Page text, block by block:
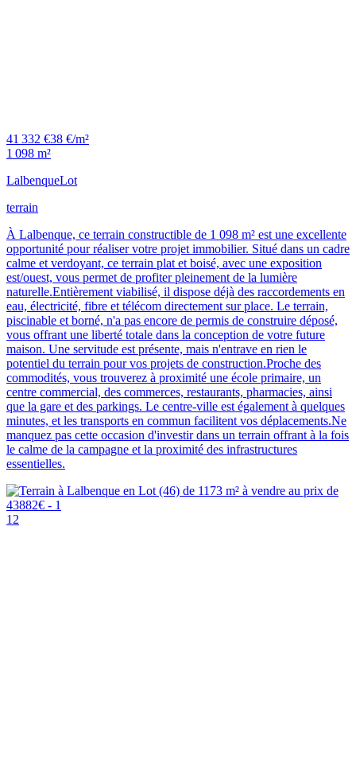
41 332 €38 €/m²
1 098 m²
LalbenqueLot
terrain
À Lalbenque, ce terrain constructible de 1 098 m² est une excellente
opportunité pour réaliser votre projet immobilier. Situé dans un cadre
calme et verdoyant, ce terrain plat et boisé, avec une exposition
est/ouest, vous permet de profiter pleinement de la lumière
naturelle.Entièrement viabilisé, il dispose déjà des raccordements en
eau, électricité, fibre et télécom directement sur place. Le terrain,
piscinable et borné, n'a pas encore de permis de construire déposé,
vous offrant une liberté totale dans la conception de votre future
maison. Une servitude est présente, mais n'entrave en rien le
potentiel du terrain pour vos projets de construction.Proche des
commodités, vous trouverez à proximité une école primaire, un
centre commercial, des commerces, restaurants, pharmacies, ainsi
que la gare et des parkings. Le centre-ville est également à quelques
minutes, et les transports en commun facilitent vos déplacements.Ne
manquez pas cette occasion d'investir dans un terrain offrant à la fois
le calme de la campagne et la proximité des infrastructures
essentielles.
12